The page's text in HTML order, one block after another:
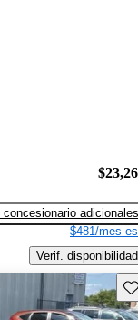
adicionales
$481/mes
Verif. disponibilidad